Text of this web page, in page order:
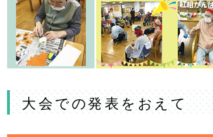
大会での発表をおえて